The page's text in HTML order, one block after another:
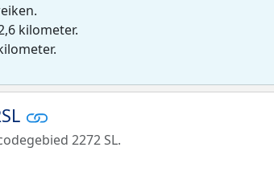
kilometer.
2272 SL.